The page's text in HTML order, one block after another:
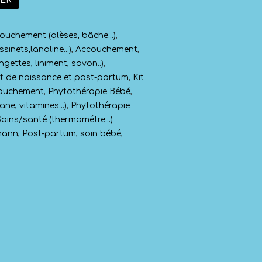
(alèses, bâche...),
,Accouchement,
liniment, savon..),
de naissance et post-partum, Kit
, Phytothérapie Bébé,
vitamines...), Phytothérapie
santé (thermométre...)
, Post-partum, soin bébé,